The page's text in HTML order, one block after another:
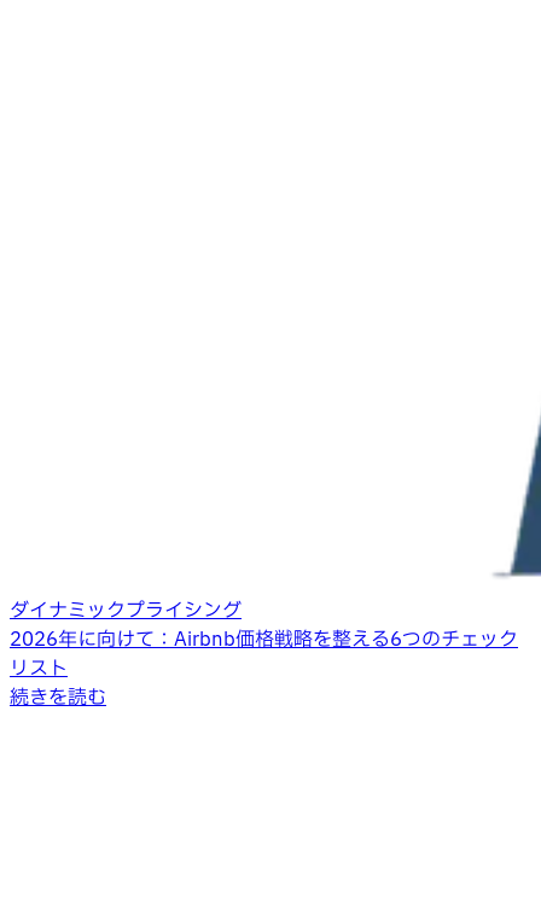
ダイナミックプライシング
2026年に向けて：Airbnb価格戦略を整える6つのチェック
リスト
続きを読む